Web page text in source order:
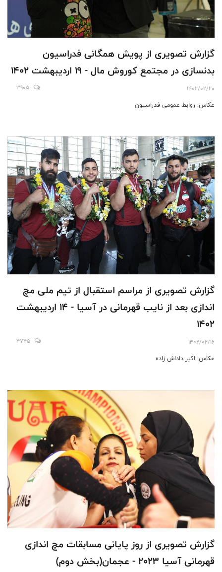
گزارش تصویری از پویش همگانی فدراسیون
بدنسازی در مجتمع کوروش مال - 19 اردیبهشت 1402
1402/02/20
3905
عکاس: روابط عمومی فدراسیون
گزارش تصویری از مراسم استقبال از تیم ملی مچ
اندازی بعد از نایب قهرمانی در آسیا - 14 اردیبهشت
1402
1402/02/16
4745
عکاس: اکبر داداش زاده
گزارش تصویری از روز پایانی مسابقات مچ اندازی
قهرمانی آسیا 2023 - عجمان(بخش دوم)